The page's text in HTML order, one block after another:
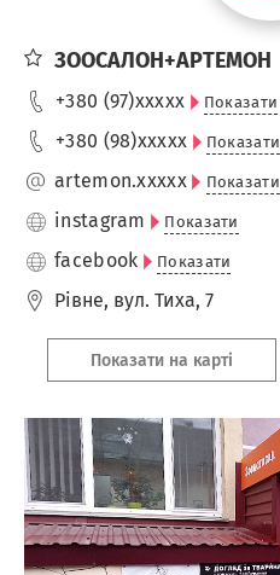
ЗООСАЛОН+АРТЕМОН
+380 (97)xxxxx Показати
+380 (98)xxxxx Показати
artemon.xxxxx Показати
instagram Показати
facebook Показати
Рівне, вул. Тиха, 7
Показати на карті